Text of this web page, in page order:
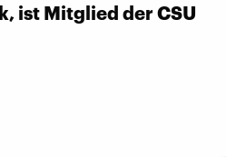
ist Mitglied der CSU